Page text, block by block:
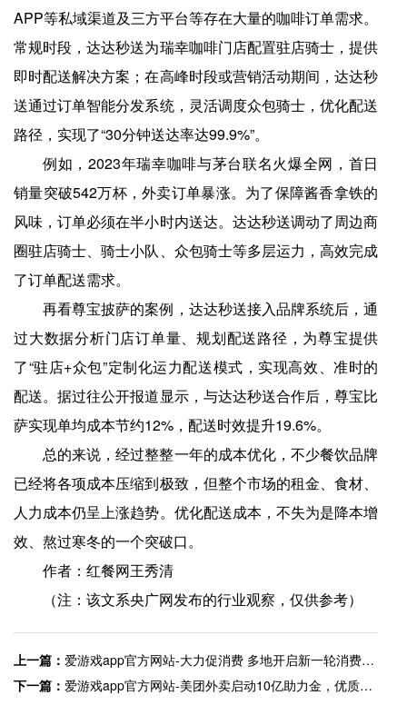
APP等私域渠道及三方平台等存在大量的咖啡订单需求。
常规时段，达达秒送为瑞幸咖啡门店配置驻店骑士，提供
即时配送解决方案；在高峰时段或营销活动期间，达达秒
送通过订单智能分发系统，灵活调度众包骑士，优化配送
路径，实现了“30分钟送达率达99.9%”。
例如，2023年瑞幸咖啡与茅台联名火爆全网，首日
销量突破542万杯，外卖订单暴涨。为了保障酱香拿铁的
风味，订单必须在半小时内送达。达达秒送调动了周边商
圈驻店骑士、骑士小队、众包骑士等多层运力，高效完成
了订单配送需求。
再看尊宝披萨的案例，达达秒送接入品牌系统后，通
过大数据分析门店订单量、规划配送路径，为尊宝提供
了“驻店+众包”定制化运力配送模式，实现高效、准时的
配送。据过往公开报道显示，与达达秒送合作后，尊宝比
萨实现单均成本节约12%，配送时效提升19.6%。
总的来说，经过整整一年的成本优化，不少餐饮品牌
已经将各项成本压缩到极致，但整个市场的租金、食材、
人力成本仍呈上涨趋势。优化配送成本，不失为是降本增
效、熬过寒冬的一个突破口。
作者：红餐网王秀清
（注：该文系央广网发布的行业观察，仅供参考）
上一篇： 爱游戏app官方网站-大力促消费 多地开启新一轮消费券发放
下一篇： 爱游戏app官方网站-美团外卖启动10亿助力金，优质中小商家每家将获5000到5万元支持